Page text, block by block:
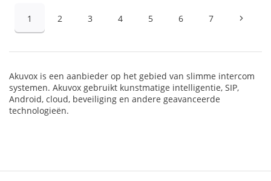
1 2 3 4 5 6 7
Akuvox is een aanbieder op het gebied van slimme intercom
systemen. Akuvox gebruikt kunstmatige intelligentie, SIP,
Android, cloud, beveiliging en andere geavanceerde
technologieën.